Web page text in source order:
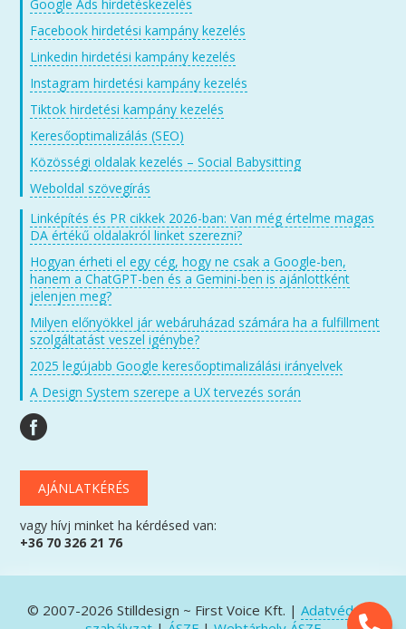
Google Ads hirdetéskezelés
Facebook hirdetési kampány kezelés
Linkedin hirdetési kampány kezelés
Instagram hirdetési kampány kezelés
Tiktok hirdetési kampány kezelés
Keresőoptimalizálás (SEO)
Közösségi oldalak kezelés – Social Babysitting
Weboldal szövegírás
Linképítés és PR cikkek 2026-ban: Van még értelme magas
DA értékű oldalakról linket szerezni?
Hogyan érheti el egy cég, hogy ne csak a Google-ben,
hanem a ChatGPT-ben és a Gemini-ben is ajánlottként
jelenjen meg?
Milyen előnyökkel jár webáruházad számára ha a fulfillment
szolgáltatást veszel igénybe?
2025 legújabb Google keresőoptimalizálási irányelvek
A Design System szerepe a UX tervezés során
AJÁNLATKÉRÉS
vagy hívj minket ha kérdésed van:
+36 70 326 21 76
© 2007-2026 Stilldesign ~ First Voice Kft. | Adatvédelmi